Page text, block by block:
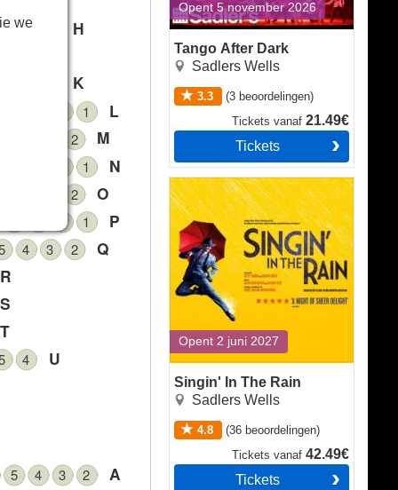
4 H
K
1 L
2 M
1 N
2 O
1 P
2
3
4 Q
R
S
T
4 U
2
3
4
5 A
Opent 5 november 2026
Tango After Dark
Sadlers Wells
3.3 (3beoordelingen)
Ticketsvanaf21.49€
Tickets
Opent 2 juni 2027
Singin' In The Rain
Sadlers Wells
4.8 (36beoordelingen)
Ticketsvanaf42.49€
Tickets
Singin' In The Rain
we